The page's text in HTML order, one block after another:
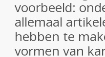
voorbeeld:
allemaal
hebben te
vormen van